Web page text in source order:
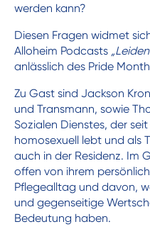
werden kann?
Diesen Fragen widmet
Alloheim Podcasts
anlässlich des Pride
Zu Gast sind Jackson
und Transmann, sowie
Sozialen Dienstes, der
homosexuell lebt und als
auch in der Residenz. Im
offen von ihrem
Pflegealltag und davon,
und gegenseitige
Bedeutung haben.